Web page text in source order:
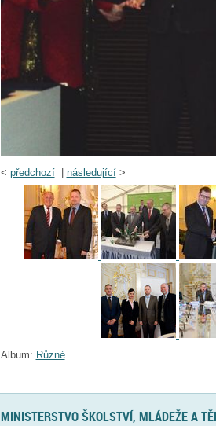
< předchozí| následující>
Album: Různé
MINISTERSTVO ŠKOLSTVÍ, MLÁDEŽE A